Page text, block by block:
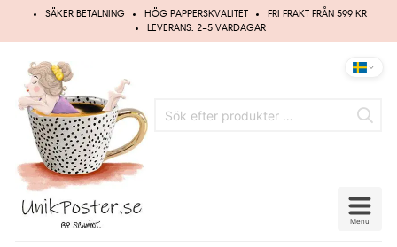
Hoppa
SÄKER BETALNING HÖG PAPPERSKVALITET
FRI FRAKT FRÅN 599 KR
LEVERANS: 2–5 VARDAGAR
Menu